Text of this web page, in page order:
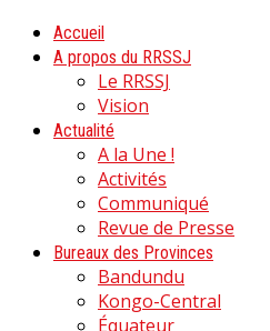
Accueil
A propos du RRSSJ
Le RRSSJ
Vision
Actualité
A la Une !
Activités
Communiqué
Revue de Presse
Bureaux des Provinces
Bandundu
Kongo-Central
Équateur